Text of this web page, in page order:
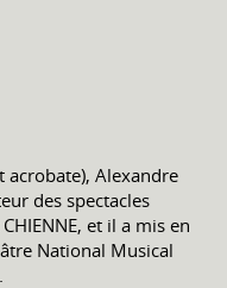
acrobate), Alexandre
des spectacles
CHIENNE, et il a mis en
National Musical